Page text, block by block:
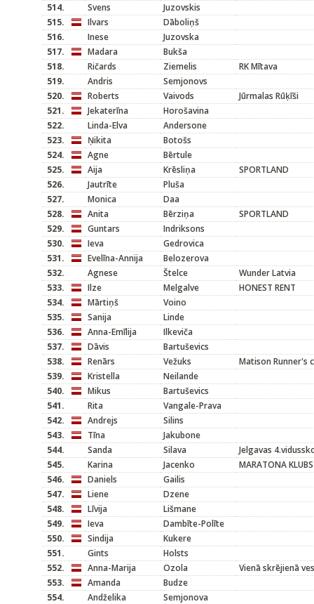
514.
Svens
Juzovskis
515.
Ilvars
Dāboliņš
516.
Inese
Juzovska
517.
Madara
Bukša
518.
Ričards Ziemelis
RK Mītava
519.
Andris
Semjonovs
520.
Roberts Vaivods
Jūrmalas Rūķīši
521.
Jekaterīna
Horošavina
522.
Linda-Elva
Andersone
523.
Ņikita
Botošs
524.
Agne
Bērtule
525.
Aija Krēsliņa
SPORTLAND
526.
Jautrīte
Pluša
527.
Monica
Daa
528.
Anita Bērziņa
SPORTLAND
529.
Guntars
Indriksons
530.
Ieva
Gedrovica
531.
Evelīna-Annija
Belozerova
532.
Agnese Štelce
Wunder Latvia
533.
Ilze Melgalve
HONEST RENT
534.
Mārtiņš
Voino
535.
Sanija
Linde
536.
Anna-Emīlija
Ilkeviča
537.
Dāvis
Bartuševics
538.
Renārs Vežuks
Matison Runner's
539.
Kristella
Neilande
540.
Mikus
Bartuševics
541.
Rita
Vangale-Prava
542.
Andrejs
Silins
543.
Tīna
Jakubone
544.
Sanda Silava
Jelgavas
545.
Karina Jacenko
MARATONA KLUBS
546.
Daniels
Gailis
547.
Liene
Dzene
548.
Līvija
Lišmane
549.
Ieva
Dambīte-Polīte
550.
Sindija
Kukere
551.
Gints
Holsts
552.
Anna-Marija Ozola
Vienā skrējienā
553.
Amanda
Budze
554.
Andželika
Semjonova